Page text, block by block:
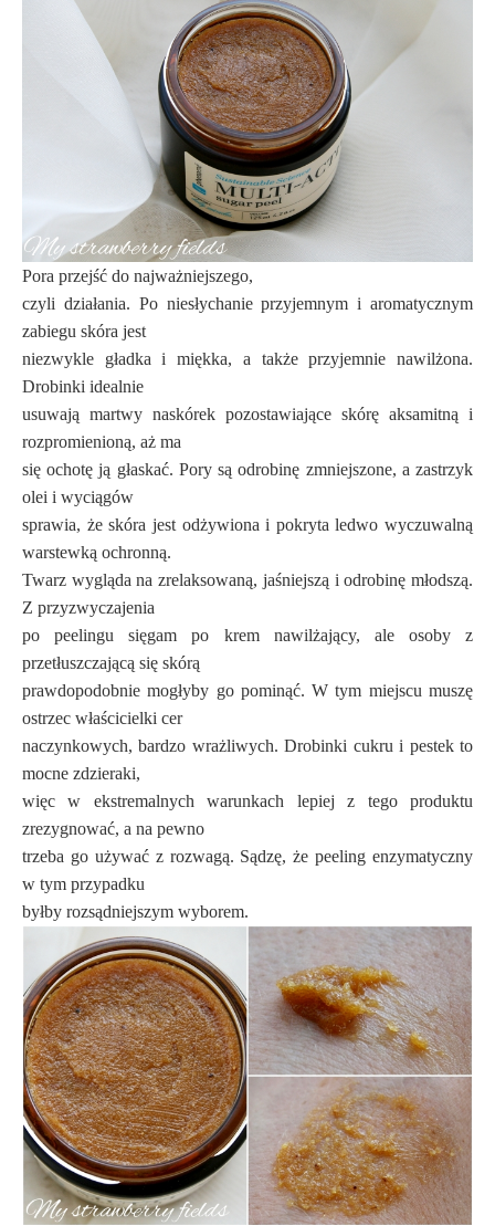
Pora przejść do najważniejszego,
czyli działania. Po niesłychanie przyjemnym i aromatycznym
zabiegu skóra jest
niezwykle gładka i miękka, a także przyjemnie nawilżona.
Drobinki idealnie
usuwają martwy naskórek pozostawiające skórę aksamitną i
rozpromienioną, aż ma
się ochotę ją głaskać. Pory są odrobinę zmniejszone, a zastrzyk
olei i wyciągów
sprawia, że skóra jest odżywiona i pokryta ledwo wyczuwalną
warstewką ochronną.
Twarz wygląda na zrelaksowaną, jaśniejszą i odrobinę młodszą.
Z przyzwyczajenia
po peelingu sięgam po krem nawilżający, ale osoby z
przetłuszczającą się skórą
prawdopodobnie mogłyby go pominąć. W tym miejscu muszę
ostrzec właścicielki cer
naczynkowych, bardzo wrażliwych. Drobinki cukru i pestek to
mocne zdzieraki,
więc w ekstremalnych warunkach lepiej z tego produktu
zrezygnować, a na pewno
trzeba go używać z rozwagą. Sądzę, że peeling enzymatyczny
w tym przypadku
byłby rozsądniejszym wyborem.